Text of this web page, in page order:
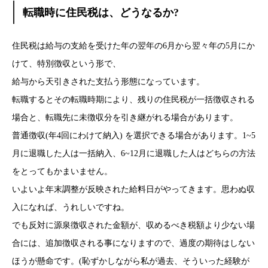
転職時に住民税は、どうなるか?
住民税は給与の支給を受けた年の翌年の6月から翌々年の5月にか
けて、特別徴収という形で、
給与から天引きされた支払う形態になっています。
転職するとその転職時期により、残りの住民税が一括徴収される
場合と、転職先に未徴収分を引き継がれる場合があります。
普通徴収(年4回にわけて納入) を選択できる場合があります。1~5
月に退職した人は一括納入、6~12月に退職した人はどちらの方法
をとってもかまいません。
いよいよ年末調整が反映された給料日がやってきます。思わぬ収
入になれば、うれしいですね。
でも反対に源泉徴収された金額が、収めるべき税額より少ない場
合には、追加徴収される事になりますので、過度の期待はしない
ほうが懸命です。(恥ずかしながら私が過去、そういった経験が